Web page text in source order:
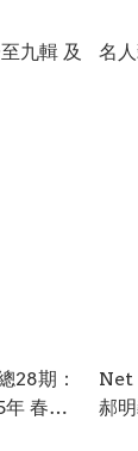
九輯 及
名
28期：
春季
Net
郝